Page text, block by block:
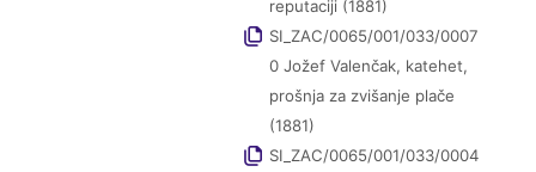
reputaciji (1881)
SI_ZAC/0065/001/033/0007
0 Jožef Valenčak, katehet,
prošnja za zvišanje plače
(1881)
SI_ZAC/0065/001/033/0004